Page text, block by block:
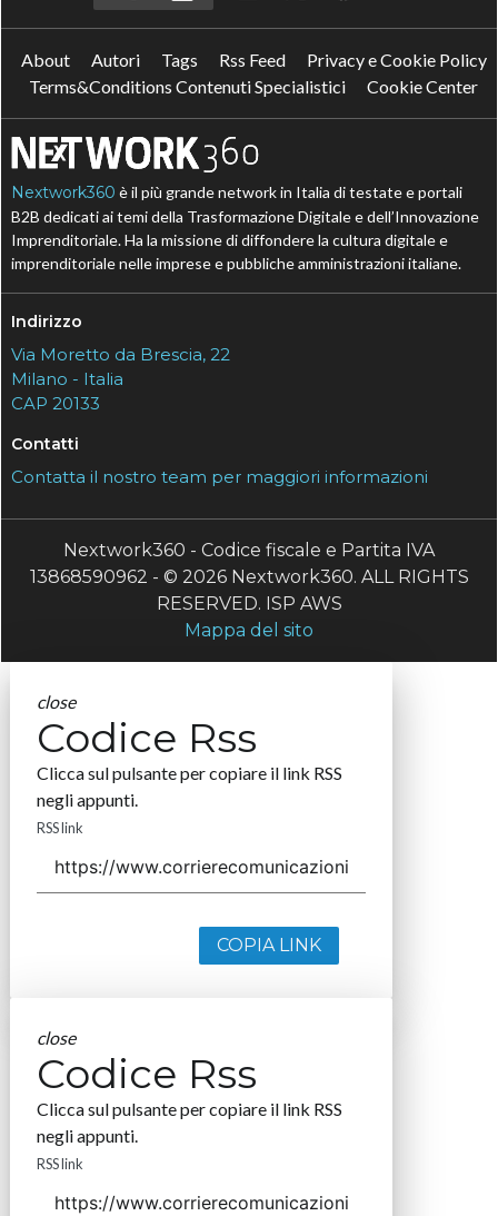
About Autori Tags Rss Feed
Privacy e Cookie Policy
Terms&Conditions Contenuti Specialistici
Cookie Center
Nextwork360 è il più grande network in Italia di testate e portali
B2B dedicati ai temi della Trasformazione Digitale e dell’Innovazione
Imprenditoriale. Ha la missione di diffondere la cultura digitale e
imprenditoriale nelle imprese e pubbliche amministrazioni italiane.
Indirizzo
Via Moretto da Brescia, 22
Milano - Italia
CAP 20133
Contatti
Contatta il nostro team per maggiori informazioni
Nextwork360 - Codice fiscale e Partita IVA
13868590962 - © 2026 Nextwork360. ALL RIGHTS
RESERVED. ISP AWS
Mappa del sito
close
Codice Rss
Clicca sul pulsante per copiare il link RSS
negli appunti.
RSS link
COPIA LINK
close
Codice Rss
Clicca sul pulsante per copiare il link RSS
negli appunti.
RSS link